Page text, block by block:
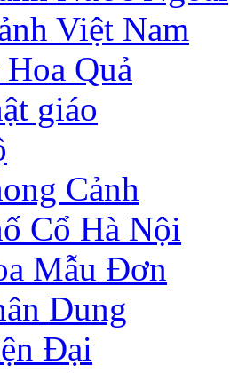
Việt Nam
Quả
giáo
Cảnh
Cổ Hà Nội
Mẫu Đơn
Dung
Đại